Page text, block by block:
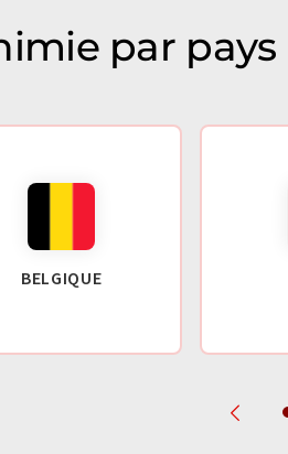
par pays
BELGIQUE